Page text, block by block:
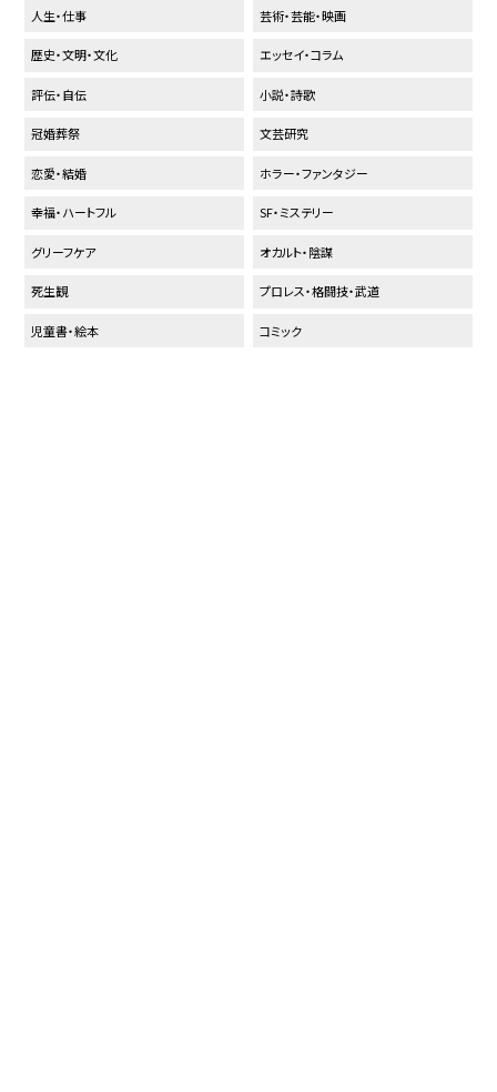
人生・仕事
歴史・文明・文化
評伝・自伝
冠婚葬祭
恋愛・結婚
幸福・ハートフル
グリーフケア
死生観
児童書・絵本
芸術・芸能・映画
エッセイ・コラム
小説・詩歌
文芸研究
ホラー・ファンタジー
SF・ミステリー
オカルト・陰謀
プロレス・格闘技・武道
コミック